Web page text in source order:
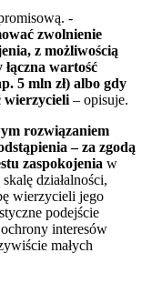
-
zwolnienie
z możliwością
wartość
5 mln zł) albo gdy
wierzycieli – opisuje.
rozwiązaniem
– za zgodą
zaspokojenia w
działalności,
wierzycieli jego
podejście
interesów
małych